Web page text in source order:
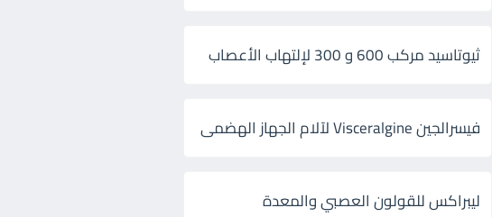
ثيوتاسيد مركب 600 و 300 لإلتهاب الأعصاب
فيسرالجين Visceralgine لآلام الجهاز الهضمى
ليبراكس للقولون العصبي والمعدة